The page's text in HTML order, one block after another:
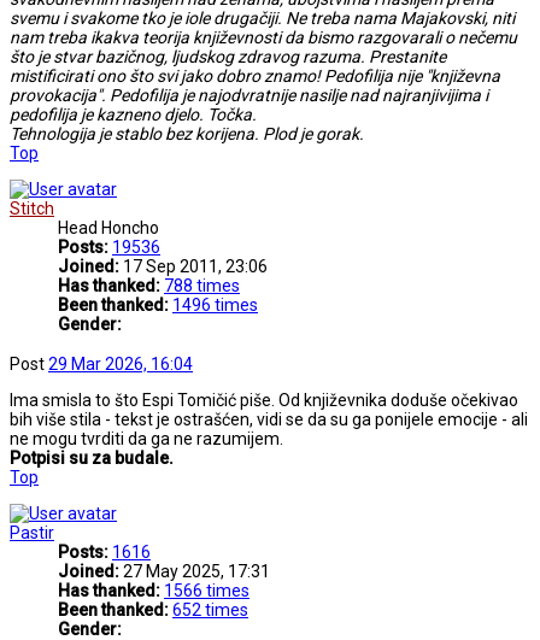
svemu i svakome tko je iole drugačiji. Ne treba nama Majakovski, niti
nam treba ikakva teorija književnosti da bismo razgovarali o nečemu
što je stvar bazičnog, ljudskog zdravog razuma. Prestanite
mistificirati ono što svi jako dobro znamo! Pedofilija nije "književna
provokacija". Pedofilija je najodvratnije nasilje nad najranjivijima i
pedofilija je kazneno djelo. Točka.
Tehnologija je stablo bez korijena. Plod je gorak.
Top
Stitch
Head Honcho
Posts: 19536
Joined: 17 Sep 2011, 23:06
Has thanked: 788 times
Been thanked: 1496 times
Gender:
Post29 Mar 2026, 16:04
Ima smisla to što Espi Tomičić piše. Od književnika doduše očekivao
bih više stila - tekst je ostrašćen, vidi se da su ga ponijele emocije - ali
ne mogu tvrditi da ga ne razumijem.
Potpisi su za budale.
Top
Pastir
Posts: 1616
Joined:27 May 2025, 17:31
Has thanked: 1566 times
Been thanked:652 times
Gender: